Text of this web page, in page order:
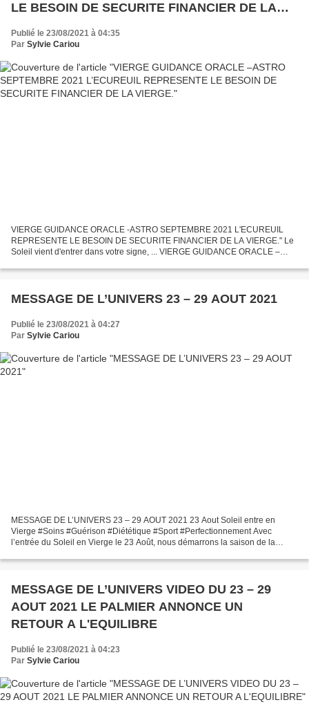
LE BESOIN DE SECURITE FINANCIER DE LA
VIERGE.
Publié le 23/08/2021 à 04:35
Par Sylvie Cariou
VIERGE GUIDANCE ORACLE -ASTRO SEPTEMBRE 2021 L'ECUREUIL
REPRESENTE LE BESOIN DE SECURITE FINANCIER DE LA VIERGE." Le
Soleil vient d'entrer dans votre signe, ... VIERGE GUIDANCE ORACLE –
SECURITE FINANCIER...
MESSAGE DE L’UNIVERS 23 – 29 AOUT 2021
Publié le 23/08/2021 à 04:27
Par Sylvie Cariou
MESSAGE DE L’UNIVERS 23 – 29 AOUT 2021 23 Aout Soleil entre en
Vierge #Soins #Guérison #Diététique #Sport #Perfectionnement Avec
l’entrée du Soleil en Vierge le 23 Août, nous démarrons la saison de la
MESSAGE DE L’UNIVERS VIDEO DU 23 – 29
AOUT 2021 LE PALMIER ANNONCE UN
RETOUR A L'EQUILIBRE
Publié le 23/08/2021 à 04:23
Par Sylvie Cariou